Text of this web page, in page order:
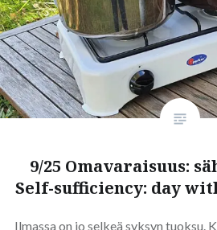
9/25 Omavaraisuus:
Self-sufficiency: day
Ilmassa on jo selkeä syksyn tuoksu.